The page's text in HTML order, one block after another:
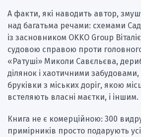
А факти, які наводить автор,
над багатьма речами: схемами
із засновником OKKO Group
судовою справою проти
«Ратуші» Миколи Савєльєва,
ділянок і хаотичними
бруківки з міських доріг, якою
встеляють власні маєтки, і іншим.
Книга не є комерційною: 300
примірників просто подарують